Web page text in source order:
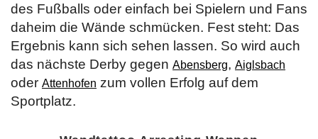
des Fußballs oder einfach bei Spielern und Fans
daheim die Wände schmücken. Fest steht: Das
Ergebnis kann sich sehen lassen. So wird auch
das nächste Derby gegen Abensberg, Aiglsbach
oder Attenhofen zum vollen Erfolg auf dem
Sportplatz.